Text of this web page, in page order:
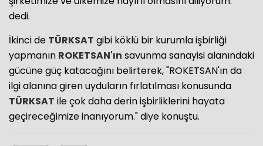
dedi.
İkinci de TÜRKSAT gibi köklü bir kurumla işbirliği
yapmanın ROKETSAN'ın savunma sanayisi alanındaki
gücüne güç katacağını belirterek, "ROKETSAN'ın da
ilgi alanına giren uyduların fırlatılması konusunda
TÜRKSAT ile çok daha derin işbirliklerini hayata
geçireceğimize inanıyorum." diye konuştu.